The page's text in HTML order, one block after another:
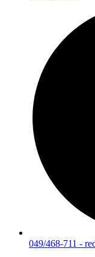
049/468-711 -